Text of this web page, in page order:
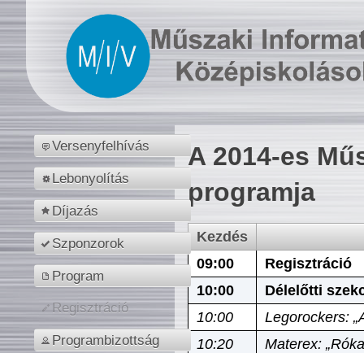
Versenyfelhívás
Lebonyolítás
Díjazás
Szponzorok
Program
Regisztráció
Programbizottság
A 2014-es
programja
Kezdés
09:00
Regisztráció
10:00
Délelőtti
10:00
Legorockers:
10:20
Materex: